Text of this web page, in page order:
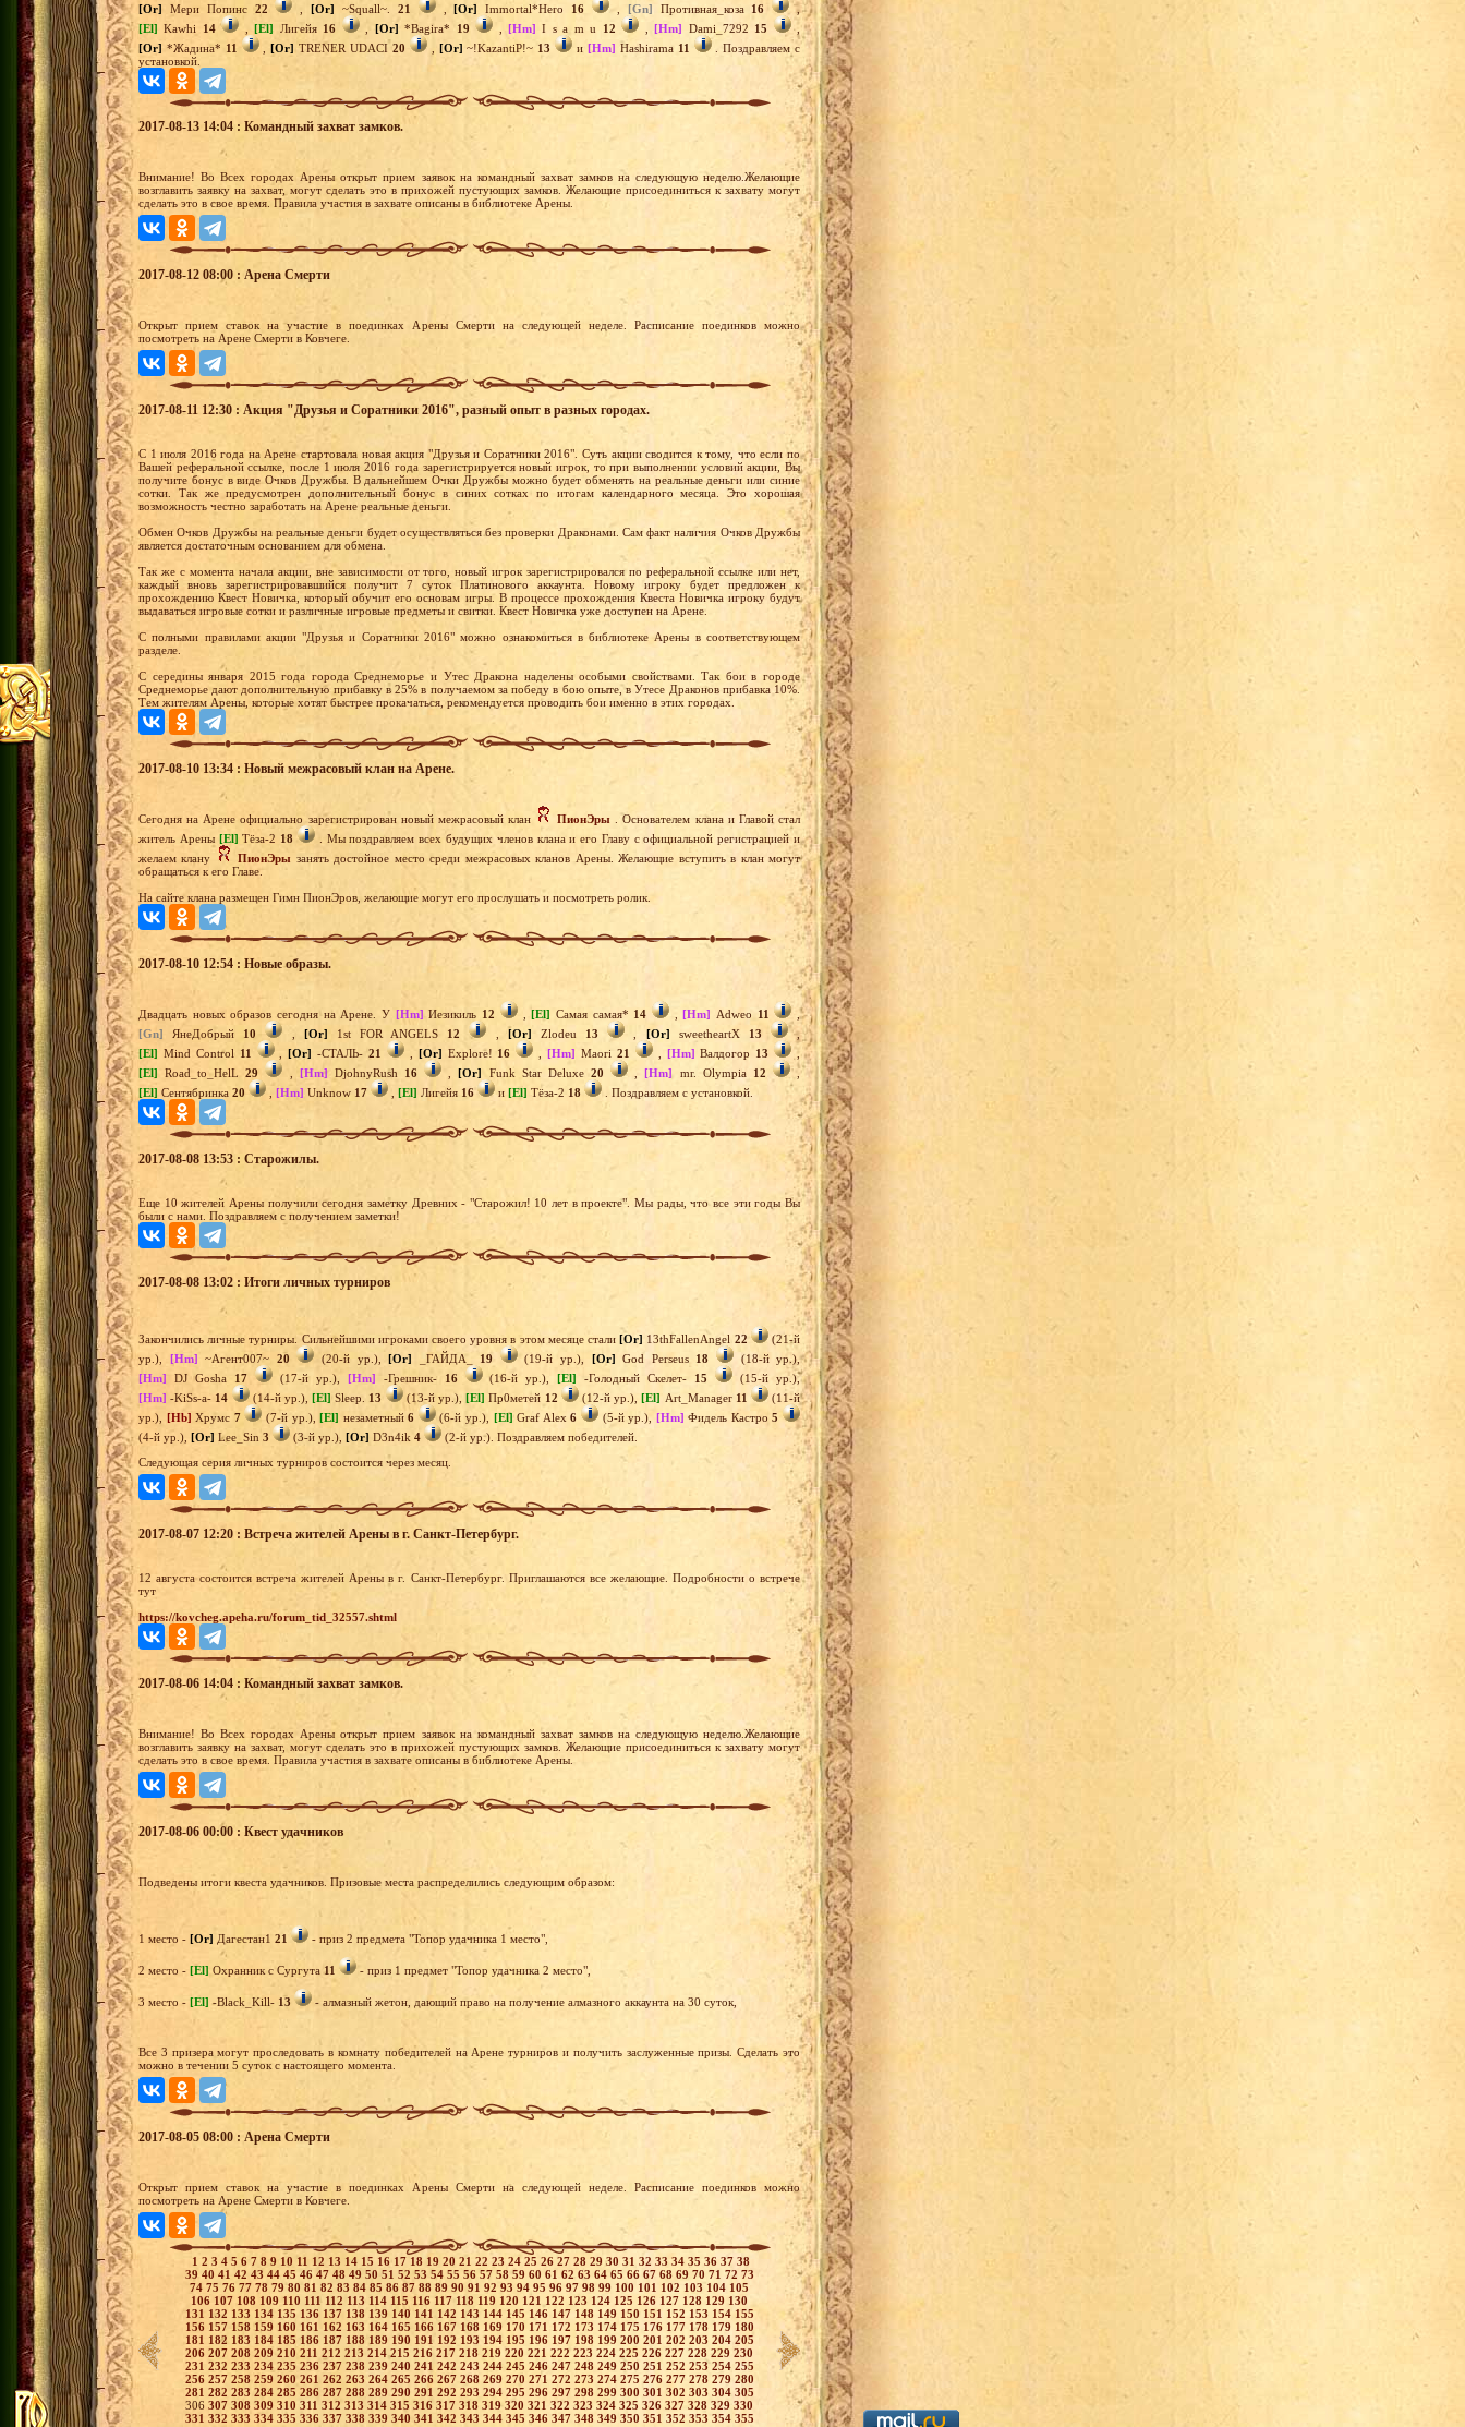
[Or] Мери Попинс 22 ,[Or] ~Squall~. 21 ,[Or] Immortal*Hero 16 , [Gn] Противная_коза 16
,
[El] Kawhi 14 ,[El] Лигейя 16 , [Or] *Bagira* 19 ,[Hm] I s a m u 12 ,[Hm] Dami_7292 15
,
[Or] *Жадина* 11 ,[Or] TRENER UDACI 20 , [Or] ~!KazantiP!~ 13 и [Hm] Hashirama 11
. Поздравляем с
установкой.
2017-08-13 14:04 : Командный захват замков.
Внимание! Во Всех городах Арены открыт прием заявок на командный захват замков на следующую неделю.Желающие
возглавить заявку на захват, могут сделать это в прихожей пустующих замков. Желающие присоединиться к захвату могут
сделать это в свое время. Правила участия в захвате описаны в библиотеке Арены.
2017-08-12 08:00 : Арена Смерти
Открыт прием ставок на участие в поединках Арены Смерти на следующей неделе. Расписание поединков можно
посмотреть на Арене Смерти в Ковчеге.
2017-08-11 12:30 : Акция "Друзья и Соратники 2016", разный опыт в разных городах.
С 1 июля 2016 года на Арене стартовала новая акция "Друзья и Соратники 2016". Суть акции сводится к тому, что если по
Вашей реферальной ссылке, после 1 июля 2016 года зарегистрируется новый игрок, то при выполнении условий акции, Вы
получите бонус в виде Очков Дружбы. В дальнейшем Очки Дружбы можно будет обменять на реальные деньги или синие
сотки. Так же предусмотрен дополнительный бонус в синих сотках по итогам календарного месяца. Это хорошая
возможность честно заработать на Арене реальные деньги.
Обмен Очков Дружбы на реальные деньги будет осуществляться без проверки Драконами. Сам факт наличия Очков Дружбы
является достаточным основанием для обмена.
Так же с момента начала акции, вне зависимости от того, новый игрок зарегистрировался по реферальной ссылке или нет,
каждый вновь зарегистрировавшийся получит 7 суток Платинового аккаунта. Новому игроку будет предложен к
прохождению Квест Новичка, который обучит его основам игры. В процессе прохождения Квеста Новичка игроку будут
выдаваться игровые сотки и различные игровые предметы и свитки. Квест Новичка уже доступен на Арене.
С полными правилами акции "Друзья и Соратники 2016" можно ознакомиться в библиотеке Арены в соответствующем
разделе.
С середины января 2015 года города Среднеморье и Утес Дракона наделены особыми свойствами. Так бои в городе
Среднеморье дают дополнительную прибавку в 25% в получаемом за победу в бою опыте, в Утесе Драконов прибавка 10%.
Тем жителям Арены, которые хотят быстрее прокачаться, рекомендуется проводить бои именно в этих городах.
2017-08-10 13:34 : Новый межрасовый клан на Арене.
Сегодня на Арене официально зарегистрирован новый межрасовый клан ПионЭры . Основателем клана и Главой стал
житель Арены [El] Тёза-2 18
. Мы поздравляем всех будущих членов клана и его Главу с официальной регистрацией и
желаем клану
ПионЭры занять достойное место среди межрасовых кланов Арены. Желающие вступить в клан могут
обращаться к его Главе.
На сайте клана размещен Гимн ПионЭров, желающие могут его прослушать и посмотреть ролик.
2017-08-10 12:54 : Новые образы.
Двадцать новых образов сегодня на Арене. У [Hm] Иезикиль 12 , [El] Самая самая* 14 , [Hm] Adweo 11
,
[Gn]
ЯнеДобрый 10 [Or] 1st FOR ANGELS 12 [Or] Zlodeu 13 [Or] sweetheartX 13
,
[El] Mind Control 11 , [Or] -СТАЛЬ-21 , [Or] Explore! 16 [Hm] Maori 21 , [Hm] Валдогор 13
,
[El]
Road_to_HelL29 [Hm] DjohnyRush 16 [Or] Funk Star Deluxe 20 [Hm] mr. Olympia 12
,
[El] Сентябринка 20 [Hm] Unknow 17 [El] Лигейя 16 и [El] Тёза-2 18 . Поздравляем с установкой.
2017-08-08 13:53 : Старожилы.
Еще 10 жителей Арены получили сегодня заметку Древних - "Старожил! 10 лет в проекте". Мы рады, что все эти годы Вы
были с нами. Поздравляем с получением заметки!
2017-08-08 13:02 : Итоги личных турниров
Закончились личные турниры. Сильнейшими игроками своего уровня в этом месяце стали[Or] 13thFallenAngel 22
(21-й
ур.), [Hm] ~Агент007~ 20 (20-й ур.),[Or] _ГАЙДА_ 19 (19-й ур.), [Or] God Perseus 18
(18-й ур.),
[Hm] DJ Gosha 17 (17-й ур.), [Hm] -Грешник- 16 (16-й ур.),[El] -Голодный Скелет- 15
(15-й ур.),
[Hm] -KiSs-a- 14 (14-й ур.),[El] Sleep. 13 (13-й ур.),[El] Пр0метей 12 (12-й ур.),[El] Art_Manager 11
(11-й
ур.), [Hb] Хрумс 7 (7-й ур.),[El] незаметный6 (6-й ур.), [El] Graf Alex6 (5-й ур.), [Hm] Фидель Кастро5
(4-й ур.), [Or] Lee_Sin 3 (3-й ур.), [Or] D3n4ik 4
(2-й ур.). Поздравляем победителей.
Следующая серия личных турниров состоится через месяц.
2017-08-07 12:20 : Встреча жителей Арены в г. Санкт-Петербург.
12 августа состоится встреча жителей Арены в г. Санкт-Петербург. Приглашаются все желающие. Подробности о встрече
тут
https://kovcheg.apeha.ru/forum_tid_32557.shtml
2017-08-06 14:04 : Командный захват замков.
Внимание! Во Всех городах Арены открыт прием заявок на командный захват замков на следующую неделю.Желающие
возглавить заявку на захват, могут сделать это в прихожей пустующих замков. Желающие присоединиться к захвату могут
сделать это в свое время. Правила участия в захвате описаны в библиотеке Арены.
2017-08-06 00:00 : Квест удачников
Подведены итоги квеста удачников. Призовые места распределились следующим образом:
1 место - [Or] Дагестан1 21 - приз 2 предмета "Топор удачника 1 место",
2 место - [El] Охранник с Сургута 11 - приз 1 предмет "Топор удачника 2 место",
3 место - [El] -Black_Kill- 13 - алмазный жетон, дающий право на получение алмазного аккаунта на 30 суток,
Все 3 призера могут проследовать в комнату победителей на Арене турниров и получить заслуженные призы. Сделать это
можно в течении 5 суток с настоящего момента.
2017-08-05 08:00 : Арена Смерти
Открыт прием ставок на участие в поединках Арены Смерти на следующей неделе. Расписание поединков можно
посмотреть на Арене Смерти в Ковчеге.
1 2 3 4 5 6 7 8 9 10 11 12 13 14 15 16 17 18 19 20 21 22 23 24 25 26 27 28 29 30 31 32 33 34 35 36 37 38
39 40 41 42 43 44 45 46 47 48 49 50 51 52 53 54 55 56 57 58 59 60 61 62 63 64 65 66 67 68 69 70 71 72 73
74 75 76 77 78 79 80 81 82 83 84 85 86 87 88 89 90 91 92 93 94 95 96 97 98 99 100 101 102 103 104 105
106 107 108 109 110 111 112 113 114 115 116 117 118 119 120 121 122 123 124 125 126 127 128 129 130
131 132 133 134 135 136 137 138 139 140 141 142 143 144 145 146 147 148 149 150 151 152 153 154 155
156 157 158 159 160 161 162 163 164 165 166 167 168 169 170 171 172 173 174 175 176 177 178 179 180
181 182 183 184 185 186 187 188 189 190 191 192 193 194 195 196 197 198 199 200 201 202 203 204 205
206 207 208 209 210 211 212 213 214215 216 217 218 219 220 221 222 223 224 225 226 227 228 229 230
231 232 233 234 235 236 237 238 239 240 241 242 243 244 245 246 247 248 249 250 251 252 253 254 255
256 257 258 259 260 261 262 263 264 265 266 267 268 269 270 271 272 273 274 275 276 277 278 279 280
281 282 283 284 285 286 287 288 289 290 291 292 293 294 295 296 297 298 299 300 301 302 303 304 305
306 307 308 309 310 311 312 313 314 315 316 317 318 319 320 321 322 323 324 325 326 327 328 329 330
331 332 333 334 335 336 337 338 339 340 341 342 343 344 345 346 347 348 349 350 351 352 353 354 355